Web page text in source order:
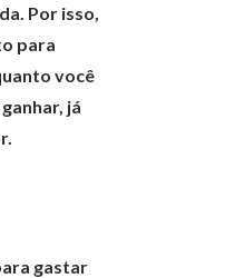
Por isso,
para
você
já
gastar